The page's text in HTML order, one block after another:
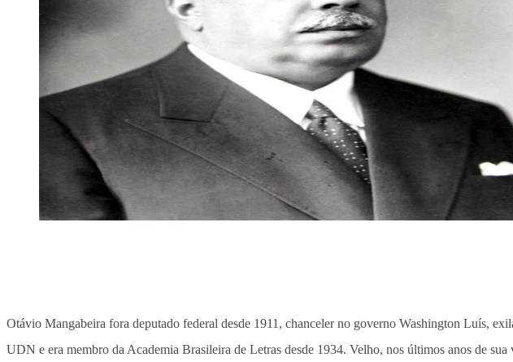
Otávio Mangabeira fora deputado federal desde 1911, chanceler no governo Washington Luís,
UDN e era membro da Academia Brasileira de Letras desde 1934. Velho, nos últimos anos de